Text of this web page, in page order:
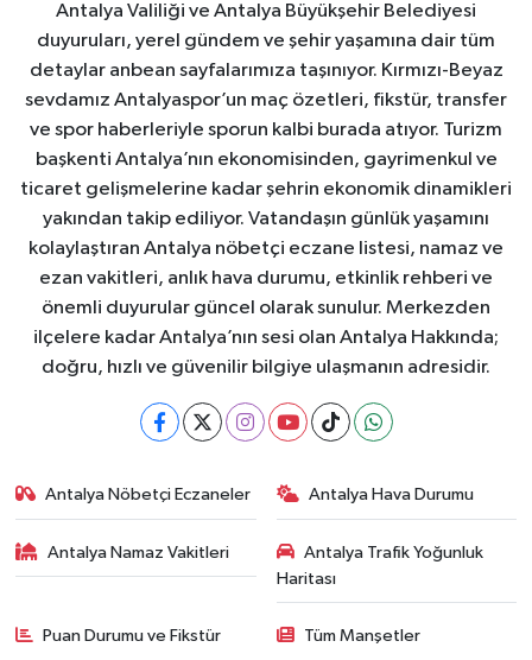
Antalya Valiliği ve Antalya Büyükşehir Belediyesi
duyuruları, yerel gündem ve şehir yaşamına dair tüm
detaylar anbean sayfalarımıza taşınıyor. Kırmızı-Beyaz
sevdamız Antalyaspor’un maç özetleri, fikstür, transfer
ve spor haberleriyle sporun kalbi burada atıyor. Turizm
başkenti Antalya’nın ekonomisinden, gayrimenkul ve
ticaret gelişmelerine kadar şehrin ekonomik dinamikleri
yakından takip ediliyor. Vatandaşın günlük yaşamını
kolaylaştıran Antalya nöbetçi eczane listesi, namaz ve
ezan vakitleri, anlık hava durumu, etkinlik rehberi ve
önemli duyurular güncel olarak sunulur. Merkezden
ilçelere kadar Antalya’nın sesi olan Antalya Hakkında;
doğru, hızlı ve güvenilir bilgiye ulaşmanın adresidir.
Antalya Nöbetçi Eczaneler Antalya Hava Durumu
Antalya Namaz Vakitleri
Antalya Trafik Yoğunluk
Haritası
Puan Durumu ve Fikstür Tüm Manşetler